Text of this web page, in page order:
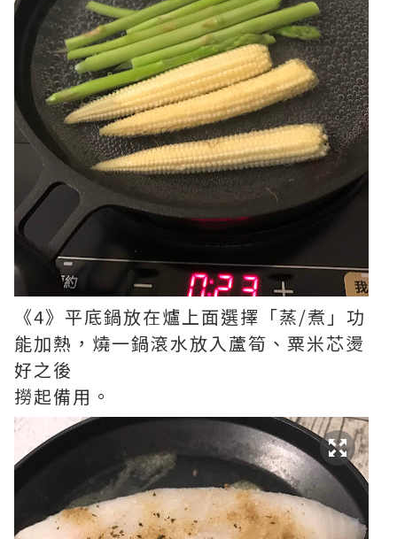
《4》平底鍋放在爐上面選擇「蒸/煮」功
能加熱，燒一鍋滾水放入蘆筍、粟米芯燙
好之後
撈起備用。